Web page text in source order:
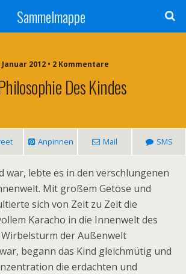
Sammelmappe
Januar 2012 • 2 Kommentare
Des Kindes
Anpinnen Mail SMS
war, lebte es in den verschlungenen
Mit großem Getöse und
sich von Zeit zu Zeit die
Karacho in die Innenwelt des
Wirbelsturm der Außenwelt
begann das Kind gleichmütig und
die erdachten und